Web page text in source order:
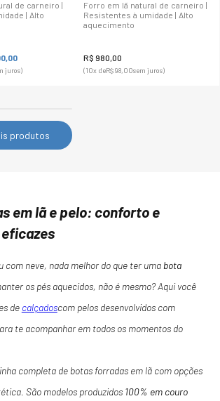
de carneiro |
| Alto
,00
juros)
Forro em lã natural de carneiro |
Resistentes à umidade | Alto
aquecimento
R$ 980,00
(10x deR$98,00sem juros)
produtos
em lã e pelo: conforto e
com neve, nada melhor do que ter uma bota
os pés aquecidos, não é mesmo? Aqui você
de calçadoscom pelos desenvolvidos com
te acompanhar em todos os momentos do
completa de botas forradas em lã com opções
São modelos produzidos 100% em couro